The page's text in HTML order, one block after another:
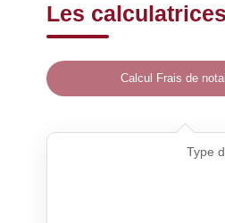
Les calculatrices
Calcul Frais de